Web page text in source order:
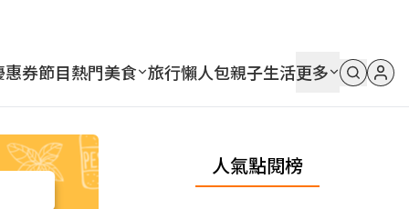
惠券節目熱門美食 旅行懶人包親子生活更多
人氣點閱榜